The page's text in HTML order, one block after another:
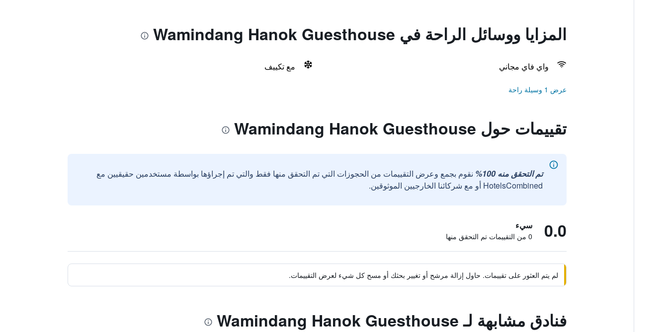
المزايا ووسائل الراحة في Wamindang Hanok Guesthouse
واي فاي مجاني مع تكييف
عرض 1 وسيلة راحة
تقييمات حول Wamindang Hanok Guesthouse
تم التحقق منه 100%
نقوم بجمع وعرض التقييمات من الحجوزات التي تم التحقق منها فقط والتي تم إجراؤها بواسطة مستخدمين حقيقيين مع
HotelsCombined أو مع شركائنا الخارجيين الموثوقين.
0.0 سيء
0 من التقييمات تم التحقق منها
لم يتم العثور على تقييمات. حاول إزالة مرشح أو تغيير بحثك أو مسح كل شيء لعرض التقييمات.
فنادق مشابهة لـ Wamindang Hanok Guesthouse